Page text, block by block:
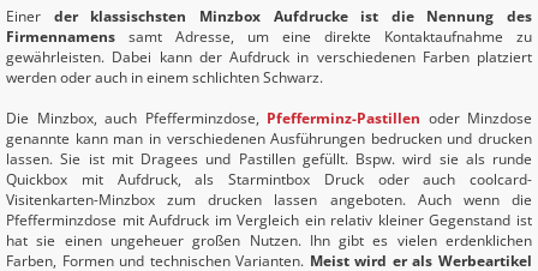
Einer der klassischsten Minzbox Aufdrucke ist die Nennung des
Firmennamens samt Adresse, um eine direkte Kontaktaufnahme zu
gewährleisten. Dabei kann der Aufdruck in verschiedenen Farben platziert
werden oder auch in einem schlichten Schwarz.
Die Minzbox, auch Pfefferminzdose, Pfefferminz-Pastillen oder Minzdose
genannte kann man in verschiedenen Ausführungen bedrucken und drucken
lassen. Sie ist mit Dragees und Pastillen gefüllt. Bspw. wird sie als runde
Quickbox mit Aufdruck, als Starmintbox Druck oder auch coolcard-
Visitenkarten-Minzbox zum drucken lassen angeboten. Auch wenn die
Pfefferminzdose mit Aufdruck im Vergleich ein relativ kleiner Gegenstand ist
hat sie einen ungeheuer großen Nutzen. Ihn gibt es vielen erdenklichen
Farben, Formen und technischen Varianten. Meist wird er als Werbeartikel